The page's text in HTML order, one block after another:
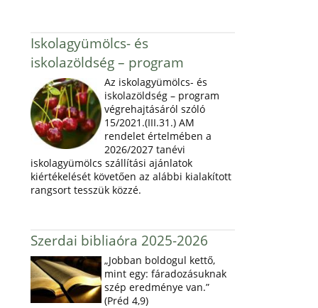
Iskolagyümölcs- és
iskolazöldség – program
Az iskolagyümölcs- és
iskolazöldség – program
végrehajtásáról szóló
15/2021.(III.31.) AM
rendelet értelmében a
2026/2027 tanévi
iskolagyümölcs szállítási ajánlatok
kiértékelését követően az alábbi kialakított
rangsort tesszük közzé.
Szerdai bibliaóra 2025-2026
„Jobban boldogul kettő,
mint egy: fáradozásuknak
szép eredménye van.”
(Préd 4,9)